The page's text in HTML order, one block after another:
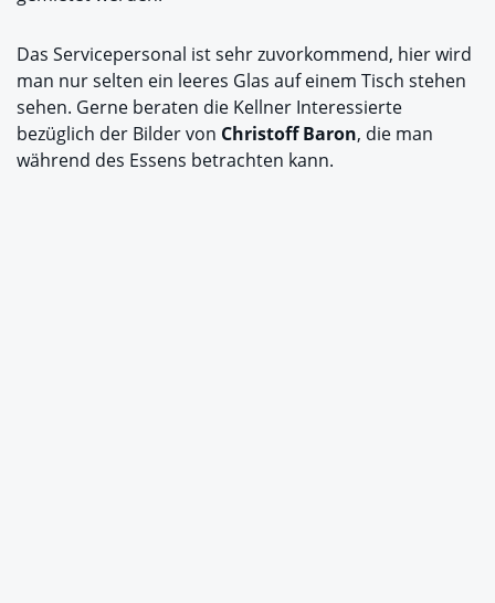
Das Servicepersonal ist sehr zuvorkommend, hier wird
man nur selten ein leeres Glas auf einem Tisch stehen
sehen. Gerne beraten die Kellner Interessierte
bezüglich der Bilder von Christoff Baron, die man
während des Essens betrachten kann.